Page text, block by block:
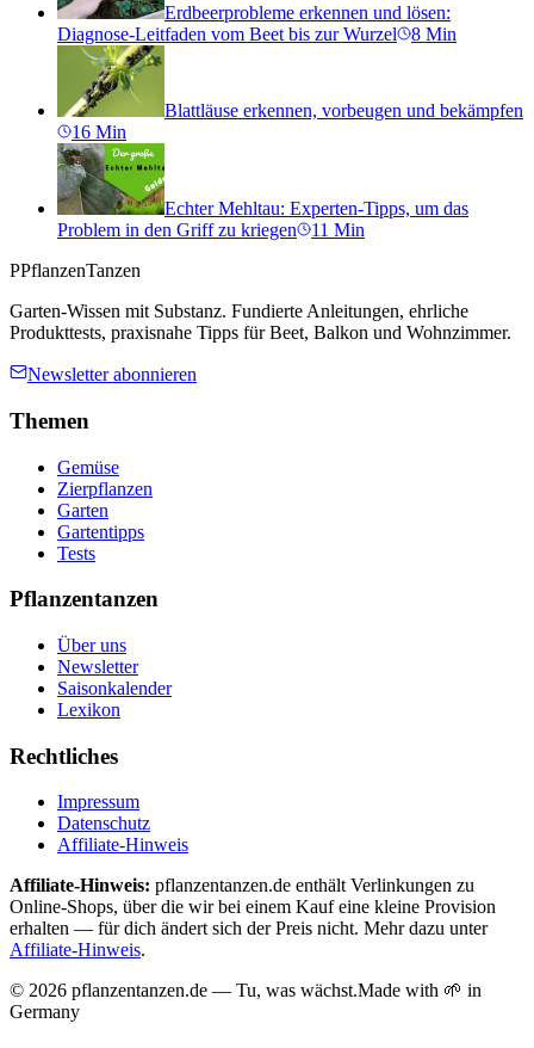
Erdbeerprobleme erkennen und lösen:
Diagnose-Leitfaden vom Beet bis zur Wurzel
8 Min
Blattläuse erkennen, vorbeugen und bekämpfen
16 Min
Echter Mehltau: Experten-Tipps, um das
Problem in den Griff zu kriegen
11 Min
PPflanzenTanzen
Garten-Wissen mit Substanz. Fundierte Anleitungen, ehrliche
Produkttests, praxisnahe Tipps für Beet, Balkon und Wohnzimmer.
Newsletter abonnieren
Themen
Gemüse
Zierpflanzen
Garten
Gartentipps
Tests
Pflanzentanzen
Über uns
Newsletter
Saisonkalender
Lexikon
Rechtliches
Impressum
Datenschutz
Affiliate-Hinweis
Affiliate-Hinweis: pflanzentanzen.de enthält Verlinkungen zu
Online-Shops, über die wir bei einem Kauf eine kleine Provision
erhalten — für dich ändert sich der Preis nicht. Mehr dazu unter
Affiliate-Hinweis.
© 2026 pflanzentanzen.de — Tu, was wächst.Made with 🌱 in
Germany